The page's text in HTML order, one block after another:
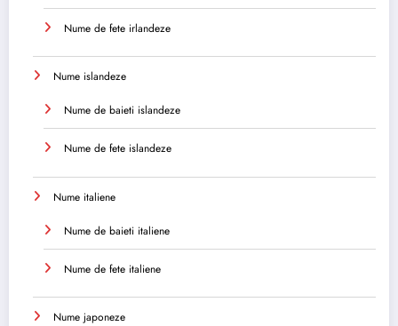
Nume de fete irlandeze
Nume islandeze
Nume de baieti islandeze
Nume de fete islandeze
Nume italiene
Nume de baieti italiene
Nume de fete italiene
Nume japoneze